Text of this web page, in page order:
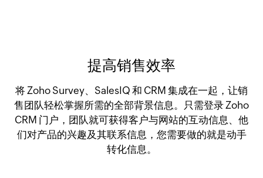
提高销售效率
将 Zoho Survey、SalesIQ 和 CRM 集成在一起，让销
售团队轻松掌握所需的全部背景信息。只需登录 Zoho
CRM 门户，团队就可获得客户与网站的互动信息、他
们对产品的兴趣及其联系信息，您需要做的就是动手
转化信息。